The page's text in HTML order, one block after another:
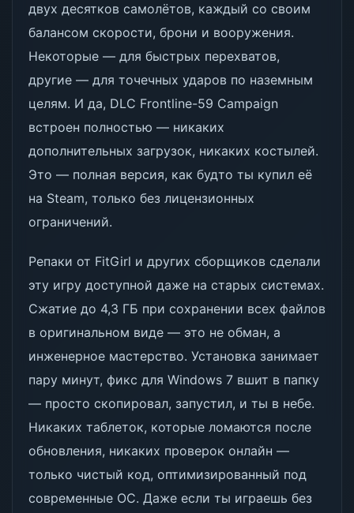
двух десятков самолётов, каждый со своим
балансом скорости, брони и вооружения.
Некоторые — для быстрых перехватов,
другие — для точечных ударов по наземным
целям. И да, DLC Frontline-59 Campaign
встроен полностью — никаких
дополнительных загрузок, никаких костылей.
Это — полная версия, как будто ты купил её
на Steam, только без лицензионных
ограничений.
Репаки от FitGirl и других сборщиков сделали
эту игру доступной даже на старых системах.
Сжатие до 4,3 ГБ при сохранении всех файлов
в оригинальном виде — это не обман, а
инженерное мастерство. Установка занимает
пару минут, фикс для Windows 7 вшит в папку
— просто скопировал, запустил, и ты в небе.
Никаких таблеток, которые ломаются после
обновления, никаких проверок онлайн —
только чистый код, оптимизированный под
современные ОС. Даже если ты играешь без